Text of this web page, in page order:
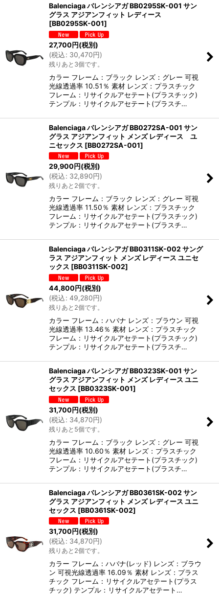
Balenciaga バレンシアガ BB0295SK-001 サン
グラス アジアンフィット レディース
[BB0295SK-001]
27,700円(税別)
(税込: 30,470円)
残りあと3個です。
カラー フレーム：ブラック レンズ：グレー 可視
光線透過率 10.51％ 素材 レンズ：プラスチック
フレーム：リサイクルアセテート(プラスチック)
テンプル：リサイクルアセテート(プラスチ…
Balenciaga バレンシアガ BB0272SA-001 サン
グラス アジアンフィット メンズ レディース ユ
ニセックス [BB0272SA-001]
29,900円(税別)
(税込: 32,890円)
残りあと2個です。
カラー フレーム：ブラック レンズ：グレー 可視
光線透過率 11.50％ 素材 レンズ：プラスチック
フレーム：リサイクルアセテート(プラスチック)
テンプル：リサイクルアセテート(プラスチ…
Balenciaga バレンシアガ BB0311SK-002 サング
ラス アジアンフィット メンズ レディース ユニセ
ックス [BB0311SK-002]
44,800円(税別)
(税込: 49,280円)
残りあと2個です。
カラー フレーム：ハバナ レンズ：ブラウン 可視
光線透過率 13.46％ 素材 レンズ：プラスチック
フレーム：リサイクルアセテート(プラスチック)
テンプル：リサイクルアセテート(プラスチ…
Balenciaga バレンシアガ BB0323SK-001 サン
グラス アジアンフィット メンズ レディース ユニ
セックス [BB0323SK-001]
31,700円(税別)
(税込: 34,870円)
残りあと5個です。
カラー フレーム：ブラック レンズ：グレー 可視
光線透過率 10.60％ 素材 レンズ：プラスチック
フレーム：リサイクルアセテート(プラスチック)
テンプル：リサイクルアセテート(プラスチ…
Balenciaga バレンシアガ BB0361SK-002 サン
グラス アジアンフィット メンズ レディース ユニ
セックス [BB0361SK-002]
31,700円(税別)
(税込: 34,870円)
残りあと2個です。
カラー フレーム：ハバナ(レッド) レンズ：ブラウ
ン 可視光線透過率 16.09％ 素材 レンズ：プラス
チック フレーム：リサイクルアセテート(プラス
チック) テンプル：リサイクルアセテート…